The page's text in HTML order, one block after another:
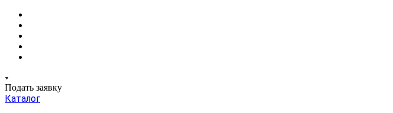
Подать заявку
Каталог